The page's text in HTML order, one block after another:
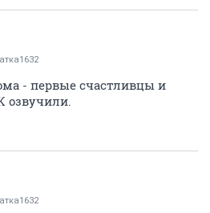
- первые счастливцы и
озвучили.